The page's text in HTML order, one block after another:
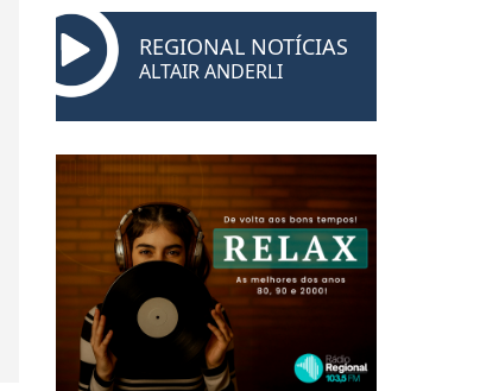
REGIONAL NOTÍCIAS
ALTAIR ANDERLI